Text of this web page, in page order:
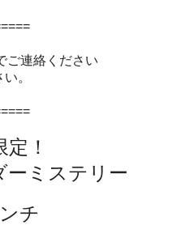
ご連絡ください
。
！
ーミステリー
チ